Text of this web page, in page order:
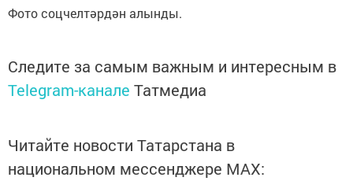
Фото соцчелтәрдән алынды.
Следите за самым важным и интересным в
Telegram-канале Татмедиа
Читайте новости Татарстана в
национальном мессенджере MАХ: